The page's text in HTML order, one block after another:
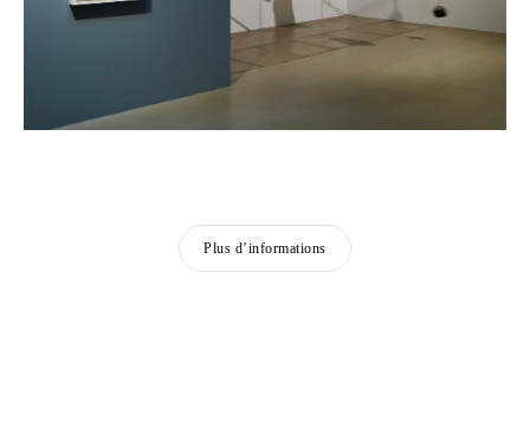
Plus d’informations